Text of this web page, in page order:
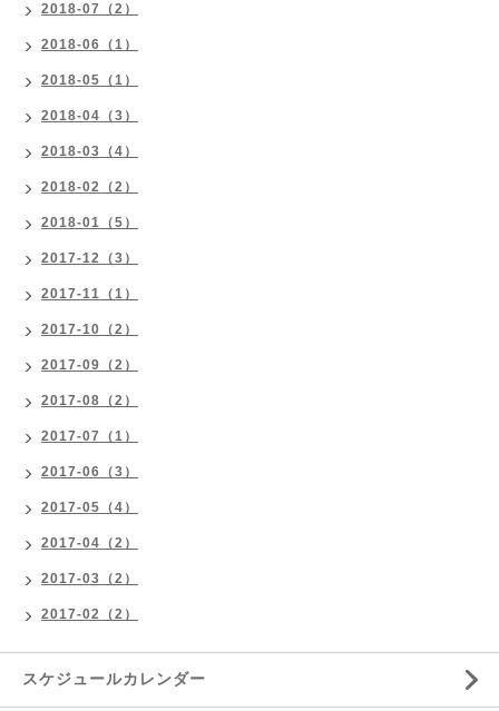
2018-07（2）
2018-06（1）
2018-05（1）
2018-04（3）
2018-03（4）
2018-02（2）
2018-01（5）
2017-12（3）
2017-11（1）
2017-10（2）
2017-09（2）
2017-08（2）
2017-07（1）
2017-06（3）
2017-05（4）
2017-04（2）
2017-03（2）
2017-02（2）
スケジュールカレンダー